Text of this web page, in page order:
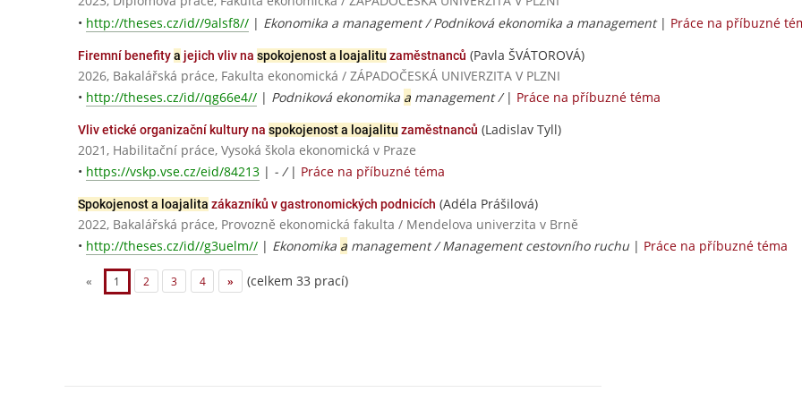
• http://theses.cz/id//9alsf8// | Ekonomika a management / Podniková ekonomika a management| Práce na příbuzné
Firemní benefitya jejich vliv na spokojenost a loajalitu zaměstnanců (Pavla ŠVÁTOROVÁ)
2026, Bakalářská práce, Fakulta ekonomická / ZÁPADOČESKÁ UNIVERZITA V PLZNI
• http://theses.cz/id//qg66e4// | Podniková ekonomika a management / | Práce na příbuzné téma
Vliv etické organizační kultury na spokojenost a loajalitu zaměstnanců (Ladislav Tyll)
2021, Habilitační práce, Vysoká škola ekonomická v Praze
• https://vskp.vse.cz/eid/84213 | - / | Práce na příbuzné téma
Spokojenost a loajalita zákazníků v gastronomických podnicích (Adéla Prášilová)
2022, Bakalářská práce, Provozně ekonomická fakulta / Mendelova univerzita v Brně
• http://theses.cz/id//g3uelm// | Ekonomika a management / Management cestovního ruchu | Práce na příbuzné téma
« 1 2 3 4 » (celkem 33 prací)